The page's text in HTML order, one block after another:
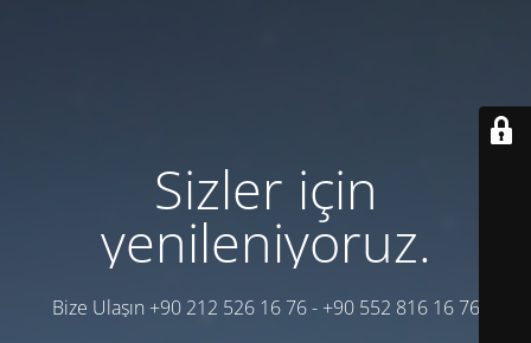
Sizler için
yenileniyoruz.
Bize Ulaşın +90 212 526 16 76 - +90 552 816 16 76